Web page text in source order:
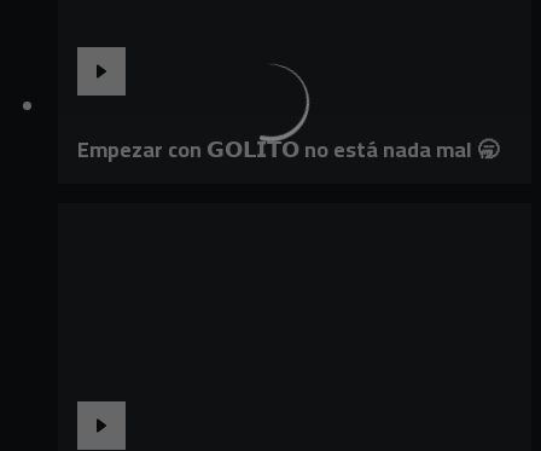
Empezar con 𝗚𝗢𝗟𝗜𝗧𝗢 no está nada mal 🥱